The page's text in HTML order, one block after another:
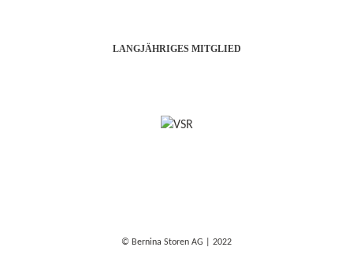
LANGJÄHRIGES MITGLIED
© Bernina Storen AG | 2022